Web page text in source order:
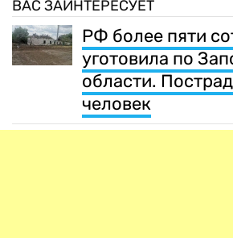
ВАС ЗАИНТЕРЕСУЕТ
РФ более пяти
уготовила по
области.
человек